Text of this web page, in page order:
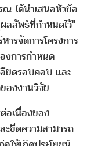
ณ ได้นำเสนอหัวข้อ
ลลัพธ์ที่กำหนดไว้"
รจัดการโครงการ
งการกำหนด
ยดรอบคอบ และ
องงานวิจัย
อเนื่องของ
ะขีดความสามารถ